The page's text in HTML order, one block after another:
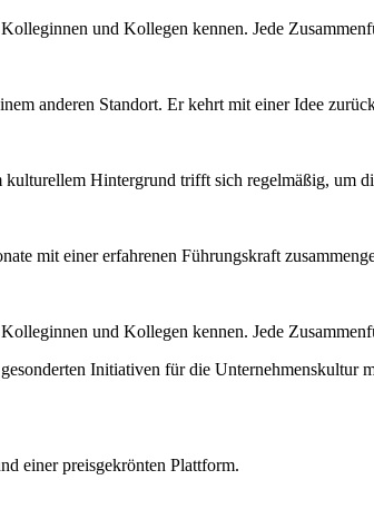
und Kollegen kennen. Jede
anderen Standort. Er kehrt mit einer Idee
Hintergrund trifft sich regelmäßig, um
mit einer erfahrenen Führungskraft
und Kollegen kennen. Jede
Initiativen für die
einer preisgekrönten Plattform.